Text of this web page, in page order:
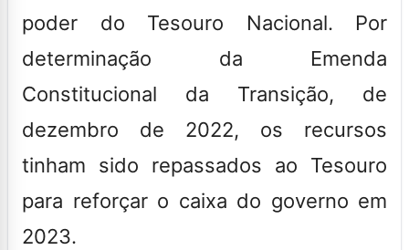
poder do Tesouro Nacional. Por
determinação da Emenda
Constitucional da Transição, de
dezembro de 2022, os recursos
tinham sido repassados ao Tesouro
para reforçar o caixa do governo em
2023.